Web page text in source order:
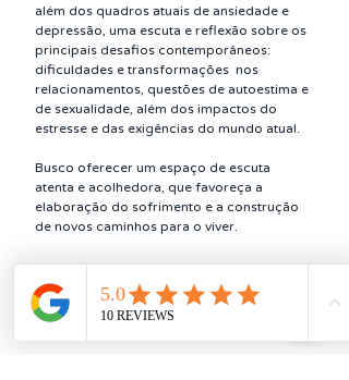
além dos quadros atuais de ansiedade e
depressão, uma escuta e reflexão sobre os
principais desafios contemporâneos:
dificuldades e transformações  nos
relacionamentos, questões de autoestima e
de sexualidade, além dos impactos do
estresse e das exigências do mundo atual.
Busco oferecer um espaço de escuta
atenta e acolhedora, que favoreça a
elaboração do sofrimento e a construção
de novos caminhos para o viver.
AGENDE CONSULTA ONLINE